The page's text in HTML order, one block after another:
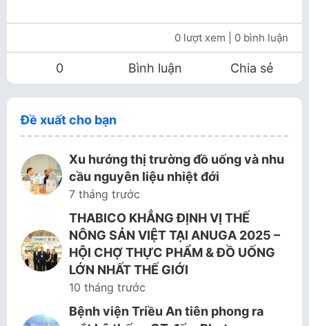
0 lượt xem | 0 bình luận
0 Bình luận Chia sẻ
Đề xuất cho bạn
Xu hướng thị trường đồ uống và nhu
cầu nguyên liệu nhiệt đới
7 tháng trước
THABICO KHẲNG ĐỊNH VỊ THẾ
NÔNG SẢN VIỆT TẠI ANUGA 2025 –
HỘI CHỢ THỰC PHẨM & ĐỒ UỐNG
LỚN NHẤT THẾ GIỚI
10 tháng trước
Bệnh viện Triều An tiên phong ra